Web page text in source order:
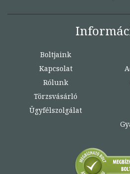
Boltjaink
Kapcsolat
Rólunk
Törzsvásárló
Ügyfélszolgálat